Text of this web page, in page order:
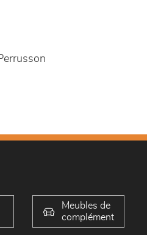
Meubles de
complément